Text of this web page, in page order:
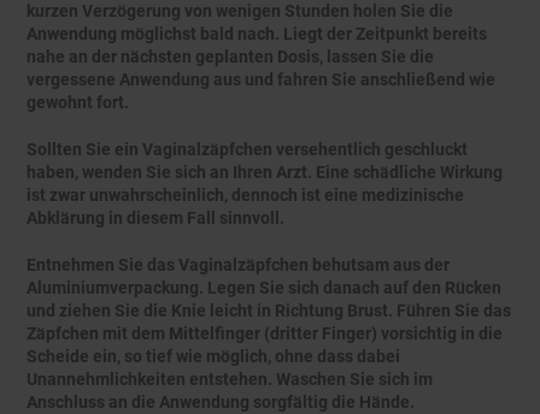
kurzen Verzögerung von wenigen Stunden holen Sie die
Anwendung möglichst bald nach. Liegt der Zeitpunkt bereits
nahe an der nächsten geplanten Dosis, lassen Sie die
vergessene Anwendung aus und fahren Sie anschließend wie
gewohnt fort.
Sollten Sie ein Vaginalzäpfchen versehentlich geschluckt
haben, wenden Sie sich an Ihren Arzt. Eine schädliche Wirkung
ist zwar unwahrscheinlich, dennoch ist eine medizinische
Abklärung in diesem Fall sinnvoll.
Entnehmen Sie das Vaginalzäpfchen behutsam aus der
Aluminiumverpackung. Legen Sie sich danach auf den Rücken
und ziehen Sie die Knie leicht in Richtung Brust. Führen Sie das
Zäpfchen mit dem Mittelfinger (dritter Finger) vorsichtig in die
Scheide ein, so tief wie möglich, ohne dass dabei
Unannehmlichkeiten entstehen. Waschen Sie sich im
Anschluss an die Anwendung sorgfältig die Hände.